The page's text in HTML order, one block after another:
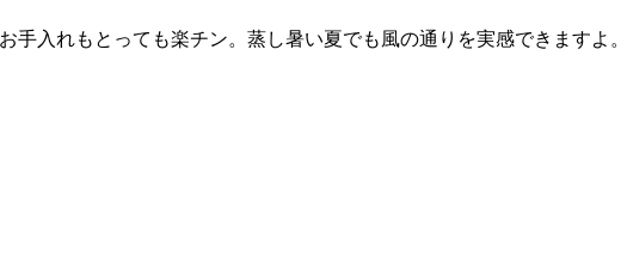
入れもとっても楽チン。蒸し暑い夏でも風の通りを実感できますよ。